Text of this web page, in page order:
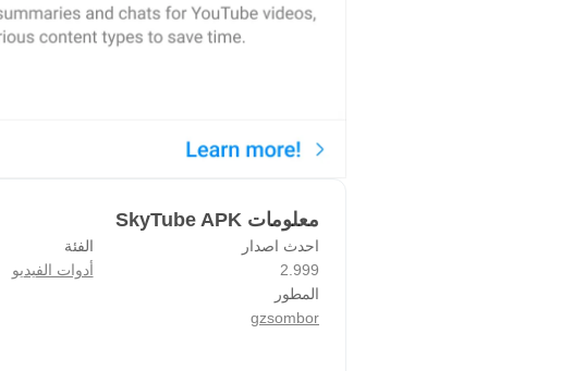
معلومات SkyTube APK
احدث اصدار
2.999
الفئة
أدوات الفيديو
المطور
gzsombor